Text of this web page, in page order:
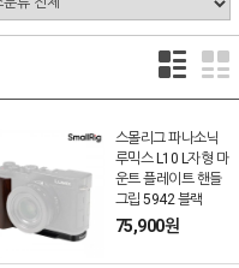
스몰리그 파나소닉
루믹스 L10 L자형 마
운트 플레이트 핸들
그립 5942 블랙
75,900원